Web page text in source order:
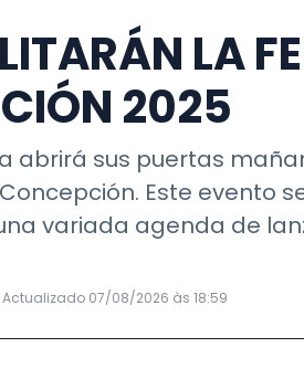
LA
2025
abrirá sus puertas
Concepción. Este evento
variada agenda de
Actualizado 07/08/2026 às 18:59